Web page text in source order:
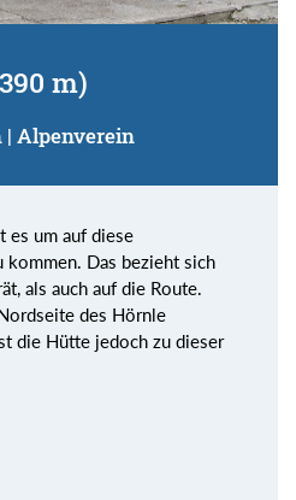
m)
Alpenverein
um auf diese
kommen. Das bezieht sich
als auch auf die Route.
des Hörnle
die Hütte jedoch zu dieser